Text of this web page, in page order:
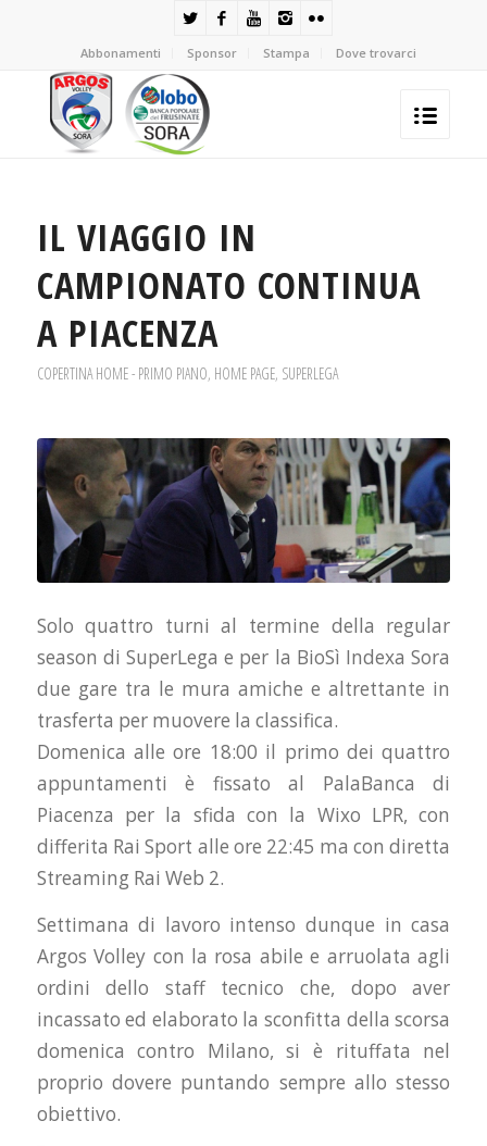
Abbonamenti Sponsor Stampa Dove trovarci
IL VIAGGIO IN
CAMPIONATO CONTINUA
A PIACENZA
COPERTINA HOME - PRIMO PIANO, HOME PAGE, SUPERLEGA
Solo quattro turni al termine della regular
season di SuperLega e per la BioSì Indexa Sora
due gare tra le mura amiche e altrettante in
trasferta per muovere la classifica.
Domenica alle ore 18:00 il primo dei quattro
appuntamenti è fissato al PalaBanca di
Piacenza per la sfida con la Wixo LPR, con
differita Rai Sport alle ore 22:45 ma con diretta
Streaming Rai Web 2.
Settimana di lavoro intenso dunque in casa
Argos Volley con la rosa abile e arruolata agli
ordini dello staff tecnico che, dopo aver
incassato ed elaborato la sconfitta della scorsa
domenica contro Milano, si è rituffata nel
proprio dovere puntando sempre allo stesso
obiettivo.